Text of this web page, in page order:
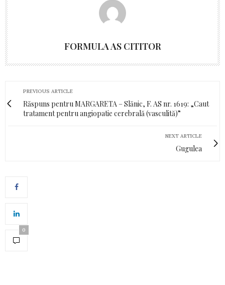
FORMULA AS CITITOR
PREVIOUS ARTICLE
Răspuns pentru MARGARETA – Slănic, F. AS nr. 1619: „Caut
tratament pentru angiopatie cerebrală (vasculită)”
NEXT ARTICLE
Gugulea
0